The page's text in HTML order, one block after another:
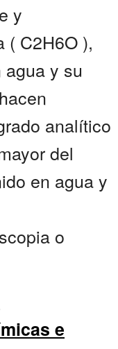
y
( C2H6O ),
y su
analítico
del
en agua y
o
e